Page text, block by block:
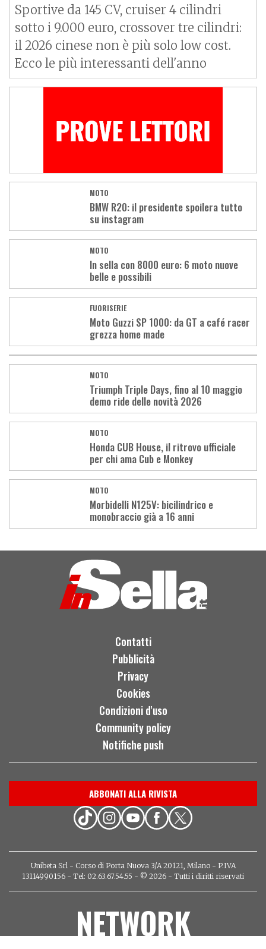
Sportive da 145 CV, cruiser 4 cilindri
sotto i 9.000 euro, crossover tre cilindri:
il 2026 cinese non è più solo low cost.
Ecco le più interessanti dell'anno
MOTO
BMW R20: il presidente spoilera tutto
su instagram
MOTO
In sella con 8000 euro: 6 moto nuove
belle e possibili
FUORISERIE
Moto Guzzi SP 1000: da GT a café racer
grezza home made
MOTO
Triumph Triple Days, fino al 10 maggio
demo ride delle novità 2026
MOTO
Honda CUB House, il ritrovo ufficiale
per chi ama Cub e Monkey
MOTO
Morbidelli N125V: bicilindrico e
monobraccio già a 16 anni
More
Contatti
Pubblicità
Privacy
Cookies
Condizioni d'uso
Community policy
Notifiche push
ABBONATI ALLA RIVISTA
Unibeta Srl - Corso di Porta Nuova 3/A 20121, Milano - P.IVA
13114990156 - Tel: 02.63.67.54.55 - © 2026 - Tutti i diritti riservati
NETWORK